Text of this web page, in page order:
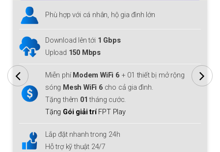
Phù hợp với cá nhân, hộ gia đình lớn
Download lên tới 1 Gbps
Upload 150 Mbps
Miễn phí Modem WiFi 6 + 01 thiết bị mở rộng
sóng Mesh WiFi 6 cho cả gia đình.
Tặng thêm 01tháng cước.
Tặng Gói giải tríFPT Play
Lắp đặt nhanh trong 24h
Hỗ trợ kỹ thuật 24/7